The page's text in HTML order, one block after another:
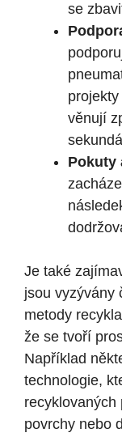
se
věnují
Pokuty
Je také
jsou vyzývány
metody
že se tvoří
Například
technologie,
recyklovaných
povrchy nebo